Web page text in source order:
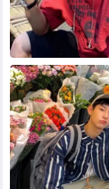
明星头像
卡通动漫
黑白头像
其他头像